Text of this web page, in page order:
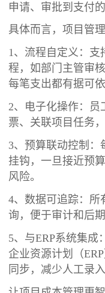
申请、审批到支付
具体而言，项目管
1、流程自定义：
程，如部门主管审
每笔支出都有据可依
2、电子化操作：员
票、关联项目任务
3、预算联动控制：
挂钩，一旦接近预
风险。
4、数据可追踪：所
询，便于审计和后
5、与ERP系统集成
企业资源计划（
同步，减少人工录入